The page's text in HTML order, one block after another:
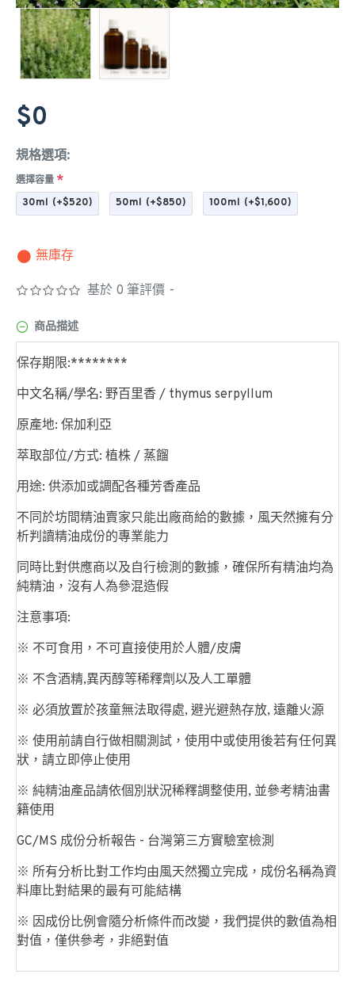
無庫存
基於 0 筆評價 -
$0
規格選項:
選擇容量
30ml (+$520) 50ml (+$850) 100ml (+$1,600)
商品描述
保存期限:********
中文名稱/學名: 野百里香 / thymus serpyllum
原產地: 保加利亞
萃取部位/方式: 植株 / 蒸餾
用途: 供添加或調配各種芳香產品
不同於坊間精油賣家只能出廠商給的數據，風天然擁有分
析判讀精油成份的專業能力
同時比對供應商以及自行檢測的數據，確保所有精油均為
純精油，沒有人為參混造假
注意事項:
※ 不可食用，不可直接使用於人體/皮膚
※ 不含酒精,異丙醇等稀釋劑以及人工單體
※ 必須放置於孩童無法取得處, 避光避熱存放, 遠離火源
※ 使用前請自行做相關測試，使用中或使用後若有任何異
狀，請立即停止使用
※ 純精油產品請依個別狀況稀釋調整使用, 並參考精油書
籍使用
GC/MS 成份分析報告 - 台灣第三方實驗室檢測
※ 所有分析比對工作均由風天然獨立完成，成份名稱為資
料庫比對結果的最有可能結構
※ 因成份比例會隨分析條件而改變，我們提供的數值為相
對值，僅供參考，非絕對值